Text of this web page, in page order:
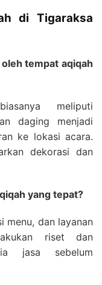
di Tigaraksa
tempat aqiqah
meliputi
daging menjadi
ke lokasi acara.
dekorasi dan
yang tepat?
menu, dan layanan
riset dan
jasa sebelum